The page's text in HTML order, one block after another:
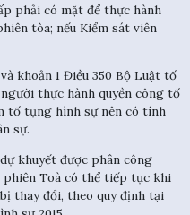
phải có mặt để thực hành
tòa; nếu Kiểm sát viên
khoản 1 Điều 350 Bộ Luật tố
thực hành quyền công tố
tố tụng hình sự nên có tính
sự.
khuyết được phân công
Toà có thể tiếp tục khi
thay đổi, theo quy định tại